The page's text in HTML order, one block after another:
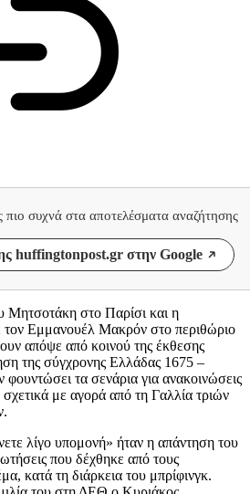
πιο συχνά στα αποτελέσματα αναζήτησης
huffingtonpost.gr στην Google
Μητσοτάκη στο Παρίσι και η
τον Εμμανουέλ Μακρόν στο περιθώριο
απόψε από κοινού της έκθεσης
της σύγχρονης Ελλάδας 1675 –
τα σενάρια για ανακοινώσεις
με αγορά από τη Γαλλία τριών
λίγο υπομονή» ήταν η απάντηση του
που δέχθηκε από τους
κατά τη διάρκεια του μπρίφινγκ.